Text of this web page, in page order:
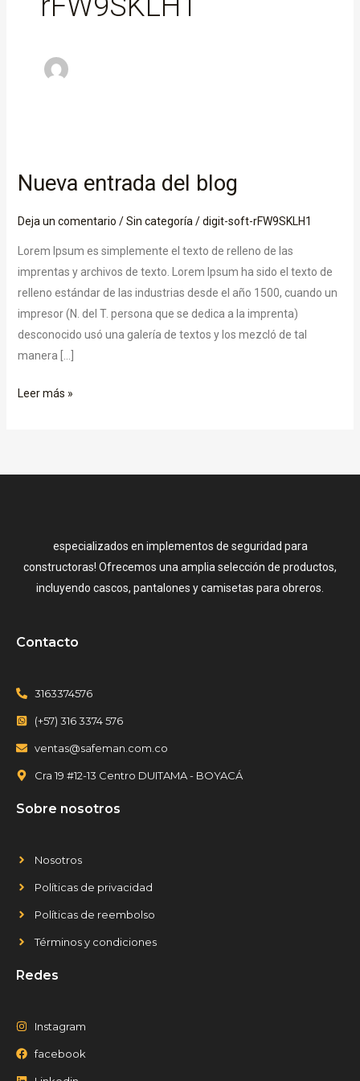
Nueva entrada del blog
Deja un comentario /Sin categoría /digit-soft-rFW9SKLH1
Lorem Ipsum es simplemente el texto de relleno de las
imprentas y archivos de texto. Lorem Ipsum ha sido el texto de
relleno estándar de las industrias desde el año 1500, cuando un
impresor (N. del T. persona que se dedica a la imprenta)
desconocido usó una galería de textos y los mezcló de tal
manera […]
del
Leer más »
especializados en implementos de seguridad para
constructoras! Ofrecemos una amplia selección de productos,
incluyendo cascos, pantalones y camisetas para obreros.
Contacto
3163374576
(+57) 316 3374 576
ventas@safeman.com.co
Cra 19 #12-13 Centro DUITAMA - BOYACÁ
Sobre nosotros
Nosotros
Políticas de privacidad
Políticas de reembolso
Términos y condiciones
Redes
Instagram
facebook